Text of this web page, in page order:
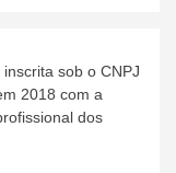
sob o CNPJ
2018 com a
dos